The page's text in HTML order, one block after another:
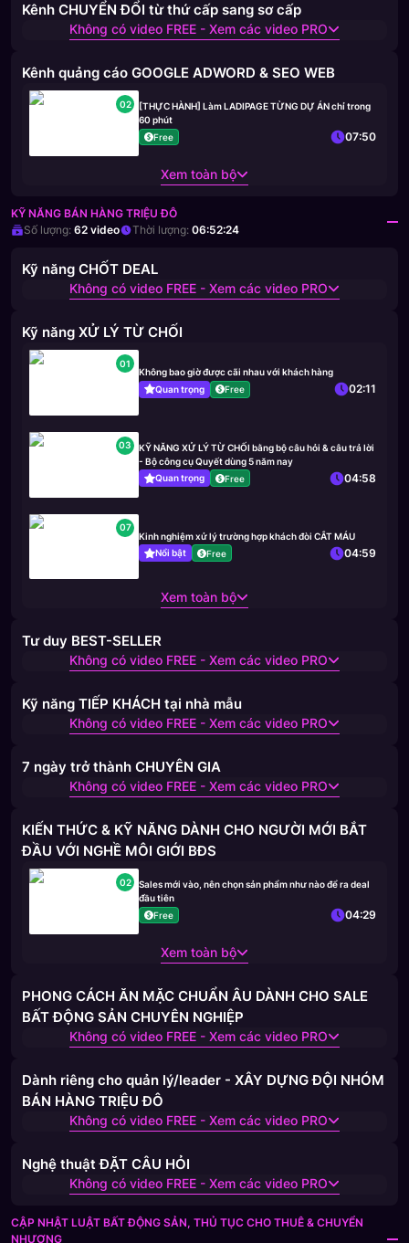
Kênh CHUYỂN ĐỔI từ thứ cấp sang sơ cấp
Không có video FREE - Xem các video PRO
Kênh quảng cáo GOOGLE ADWORD & SEO WEB
02
[THỰC HÀNH] Làm LADIPAGE TỪNG DỰ ÁN chỉ trong
60 phút
Free
07:50
Xem toàn bộ
KỸ NĂNG BÁN HÀNG TRIỆU ĐÔ
Số lượng: 62 video Thời lượng: 06:52:24
Kỹ năng CHỐT DEAL
Không có video FREE - Xem các video PRO
Kỹ năng XỬ LÝ TỪ CHỐI
01
Không bao giờ được cãi nhau với khách hàng
Quan trọng
Free 02:11
03
KỸ NĂNG XỬ LÝ TỪ CHỐI bằng bộ câu hỏi & câu trả lời
- Bộ công cụ Quyết dùng 5 năm nay
Quan trọng
Free 04:58
07
Kinh nghiệm xử lý trường hợp khách đòi CẮT MÁU
Nổi bật
Free 04:59
Xem toàn bộ
Tư duy BEST-SELLER
Không có video FREE - Xem các video PRO
Kỹ năng TIẾP KHÁCH tại nhà mẫu
Không có video FREE - Xem các video PRO
7 ngày trở thành CHUYÊN GIA
Không có video FREE - Xem các video PRO
KIẾN THỨC & KỸ NĂNG DÀNH CHO NGƯỜI MỚI BẮT
ĐẦU VỚI NGHỀ MÔI GIỚI BĐS
02
Sales mới vào, nên chọn sản phẩm như nào để ra deal
đầu tiên
Free
04:29
Xem toàn bộ
PHONG CÁCH ĂN MẶC CHUẨN ÂU DÀNH CHO SALE
BẤT ĐỘNG SẢN CHUYÊN NGHIỆP
Không có video FREE - Xem các video PRO
Dành riêng cho quản lý/leader - XÂY DỰNG ĐỘI NHÓM
BÁN HÀNG TRIỆU ĐÔ
Không có video FREE - Xem các video PRO
Nghệ thuật ĐẶT CÂU HỎI
Không có video FREE - Xem các video PRO
CẬP NHẬT LUẬT BẤT ĐỘNG SẢN, THỦ TỤC CHO THUÊ & CHUYỂN
NHƯỢNG